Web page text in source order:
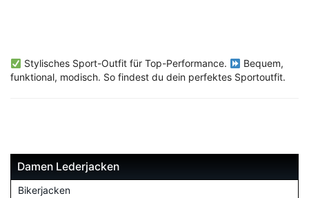
Stylisches Sport-Outfit für Top-Performance.
Bequem,
funktional, modisch. So findest du dein perfektes Sportoutfit.
Damen Lederjacken
Bikerjacken